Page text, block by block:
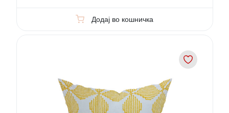
Додај во кошничка